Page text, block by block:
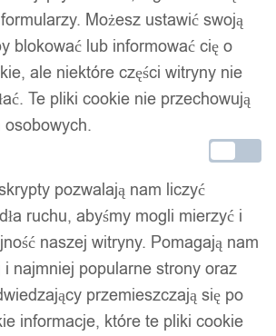
termiczne
65szt
Możesz ustawić swoją
blokować lub informować cię o
ale niektóre części witryny nie
Te pliki cookie nie przechowują
pozwalają nam liczyć
ruchu, abyśmy mogli mierzyć i
naszej witryny. Pomagają nam
najmniej popularne strony oraz
przemieszczają się po
informacje, które te pliki cookie